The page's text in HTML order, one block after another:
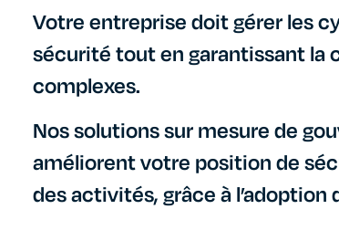
Votre entreprise doit gérer les
sécurité tout en garantissant la
complexes.​
Nos solutions sur mesure de
améliorent votre position de
des activités, grâce à